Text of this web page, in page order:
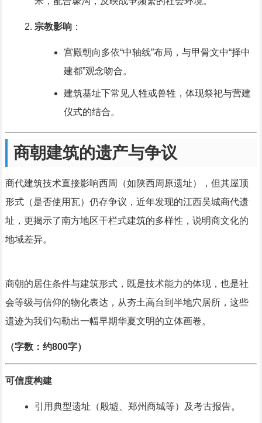
宗教影响：
宫殿朝向多依“中轴线”布局，与甲骨文中“择中
建都”观念吻合。
建筑基址下常见人牲或兽牲，体现祭祀与营建
仪式的结合。
商朝建筑的遗产与争议
商代建筑技术直接影响西周（如陕西周原遗址），但其屋顶
形式（是否使用瓦）仍存争议，近年发现的江西吴城商代遗
址，更揭示了南方地区干栏式建筑的多样性，说明商文化的
地域差异。
商朝的居住条件与建筑形式，既是技术能力的体现，也是社
会等级与信仰的物化表达，从夯土高台到半地穴居所，这些
遗迹为我们勾勒出一幅早期华夏文明的立体画卷。
（字数：约800字）
可信度构建
引用典型遗址（殷墟、郑州商城等）及考古报告。